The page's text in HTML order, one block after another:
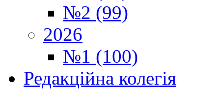
№2 (99)
2026
№1 (100)
Редакційна колегія